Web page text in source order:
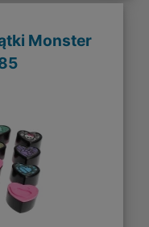
Monster